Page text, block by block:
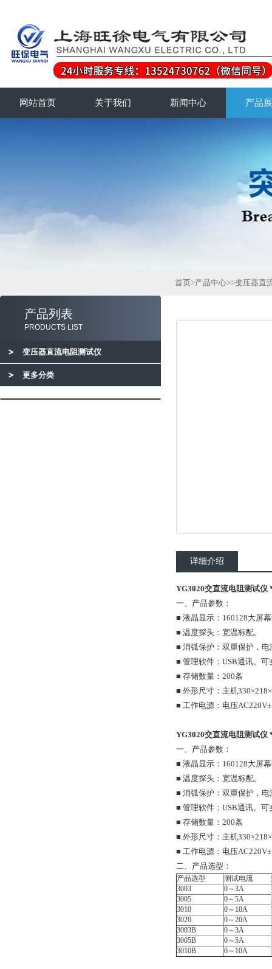
网站首页 关于我们 新闻中心 产品
产品列表
PRODUCTS LIST
变压器直流电阻测试仪
更多分类
首页>产品中心>>变压器直
详细介绍
YG3020交直流电阻测试仪
一、产品参数：
■ 液晶显示：160128大屏
■ 温度探头：宽温标配。
■ 消弧保护：双重保护，
■ 管理软件：USB通讯。
■ 存储数量：200条
■ 外形尺寸：主机
■ 工作电源：电压
YG3020交直流电阻测试仪
一、产品参数：
■ 液晶显示：160128大屏
■ 温度探头：宽温标配。
■ 消弧保护：双重保护，
■ 管理软件：USB通讯。
■ 存储数量：200条
■ 外形尺寸：主机
■ 工作电源：电压
二、 产品选型：
产品选型 测试电流
3003
0～3A
3005 0～5A
3010
0～10A
3020
0～20A
3003B
0～3A
3005B 0～5A
3010B
0～10A